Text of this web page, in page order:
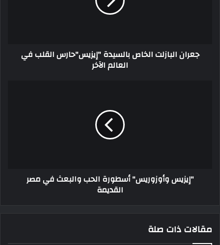
جعران البازلت الخاص بالسيدة "إيزيس"حارس القلب في
العالم الآخر
"إيزيس وأوزوريس" أسطورة الحب والبعث في مصر
القديمة
مقالات ذات صلة